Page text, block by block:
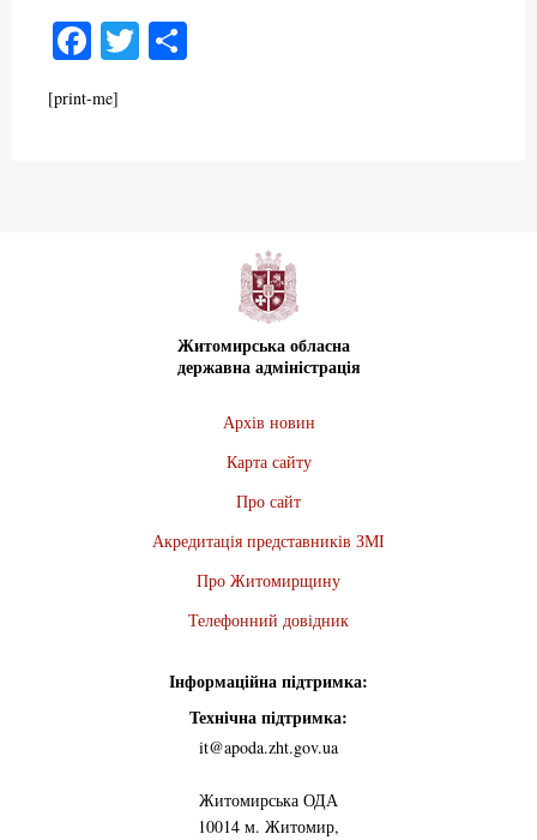
Facebook
Twitter
[print-me]
Житомирська обласна
державна адміністрація
Архів новин
Карта сайту
Про сайт
Акредитація представників ЗМІ
Про Житомирщину
Телефонний довідник
Інформаційна підтримка:
Технічна підтримка:
it@apoda.zht.gov.ua
Житомирська ОДА
10014 м. Житомир,